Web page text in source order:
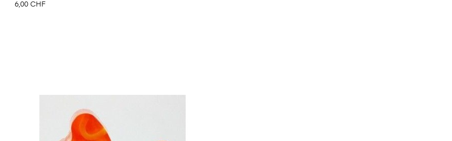
6,00 CHF